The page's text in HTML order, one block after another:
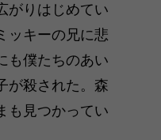
がりはじめてい
ッキーの兄に悲
も僕たちのあい
が殺された。森
も見つかってい